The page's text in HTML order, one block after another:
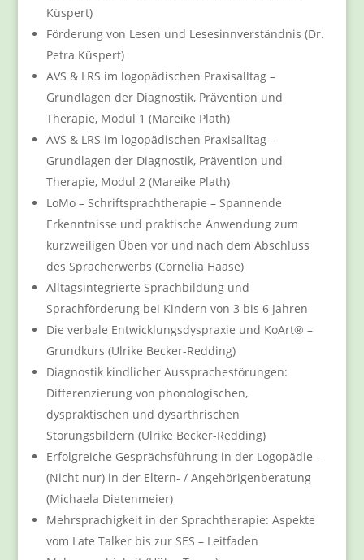
Küspert)
Förderung von Lesen und Lesesinnverständnis (Dr.
Petra Küspert)
AVS & LRS im logopädischen Praxisalltag –
Grundlagen der Diagnostik, Prävention und
Therapie, Modul 1 (Mareike Plath)
AVS & LRS im logopädischen Praxisalltag –
Grundlagen der Diagnostik, Prävention und
Therapie, Modul 2 (Mareike Plath)
LoMo – Schriftsprachtherapie – Spannende
Erkenntnisse und praktische Anwendung zum
kurzweiligen Üben vor und nach dem Abschluss
des Spracherwerbs (Cornelia Haase)
Alltagsintegrierte Sprachbildung und
Sprachförderung bei Kindern von 3 bis 6 Jahren
Die verbale Entwicklungsdyspraxie und KoArt® –
Grundkurs (Ulrike Becker-Redding)
Diagnostik kindlicher Aussprachestörungen:
Differenzierung von phonologischen,
dyspraktischen und dysarthrischen
Störungsbildern (Ulrike Becker-Redding)
Erfolgreiche Gesprächsführung in der Logopädie –
(Nicht nur) in der Eltern- / Angehörigenberatung
(Michaela Dietenmeier)
Mehrsprachigkeit in der Sprachtherapie: Aspekte
vom Late Talker bis zur SES – Leitfaden